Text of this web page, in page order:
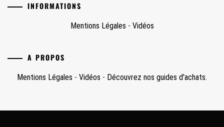
INFORMATIONS
Mentions Légales - Vidéos
A PROPOS
Mentions Légales - Vidéos - Découvrez nos guides d'achats.